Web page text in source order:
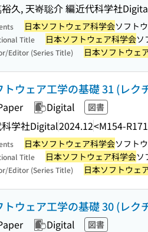
久, 天㟢聡介 編近代科学社
日本ソフトウェア科学会ソフト
Title 日本ソフトウェア科学会ソ
Editor (Series Title) 日本ソフトウェ
トウェア工学の基礎 31 (レ
Digital 図書
学社Digital2024.12<M154-
日本ソフトウェア科学会ソフト
Title 日本ソフトウェア科学会ソ
Editor (Series Title) 日本ソフトウェ
トウェア工学の基礎 30 (レ
Digital 図書